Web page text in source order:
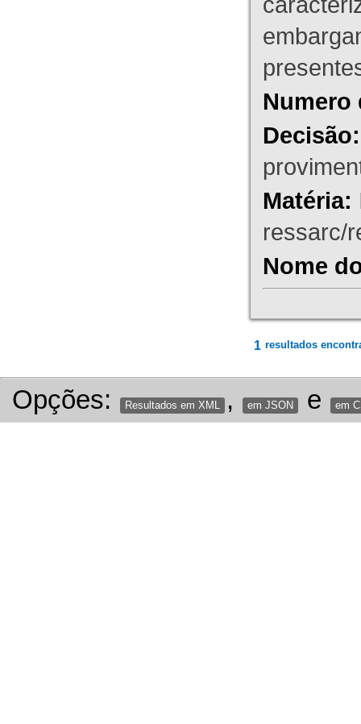
Numero
Decisão:
Matéria:
ressarc/
Nome
1 resultados
Opções: Resultados em XML , em JSON e em